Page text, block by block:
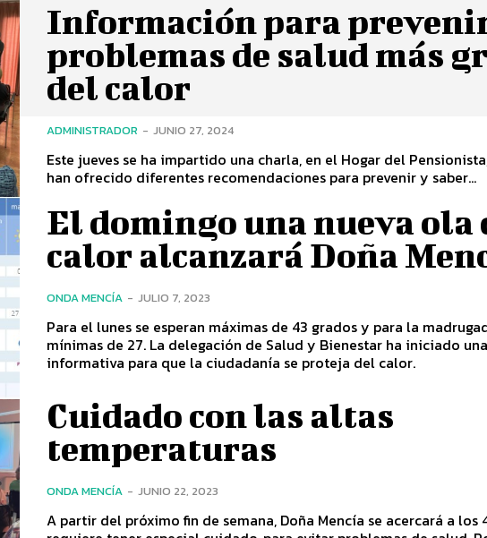
Información para
problemas de salud más
del calor
ADMINISTRADOR - JUNIO 27, 2024
Este jueves se ha impartido una charla, en el Hogar del
han ofrecido diferentes recomendaciones para prevenir y saber...
El domingo una nueva ola
calor alcanzará Doña
ONDA MENCÍA - JULIO 7, 2023
Para el lunes se esperan máximas de 43 grados y para la
mínimas de 27. La delegación de Salud y Bienestar ha iniciado
informativa para que la ciudadanía se proteja del calor.
Cuidado con las altas
temperaturas
ONDA MENCÍA - JUNIO 22, 2023
A partir del próximo fin de semana, Doña Mencía se acercará a los